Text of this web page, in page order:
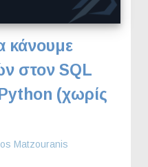
κάνουμε
στον SQL
(χωρίς
Matzouranis